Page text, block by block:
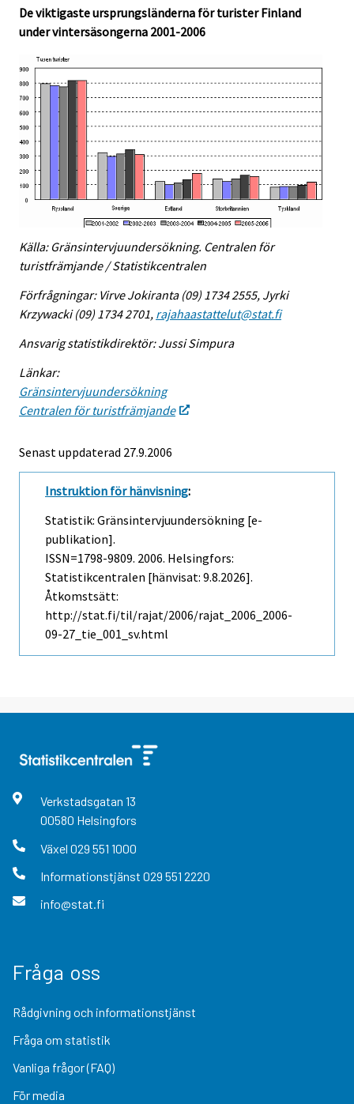
De viktigaste ursprungsländerna för turister Finland
under vintersäsongerna 2001-2006
Källa: Gränsintervjuundersökning. Centralen för
turistfrämjande / Statistikcentralen
Förfrågningar: Virve Jokiranta (09) 1734 2555, Jyrki
Krzywacki (09) 1734 2701, rajahaastattelut@stat.fi
Ansvarig statistikdirektör: Jussi Simpura
Länkar:
Gränsintervjuundersökning
Centralen för turistfrämjande
Senast uppdaterad 27.9.2006
Instruktion för hänvisning:
Statistik: Gränsintervjuundersökning [e-
publikation].
ISSN=1798-9809. 2006. Helsingfors:
Statistikcentralen [hänvisat: 9.8.2026].
Åtkomstsätt:
http://stat.fi/til/rajat/2006/rajat_2006_2006-
09-27_tie_001_sv.html
Verkstadsgatan 13
00580 Helsingfors
Växel 029 551 1000
Informationstjänst 029 551 2220
info@stat.fi
Fråga oss
Rådgivning och informationstjänst
Fråga om statistik
Vanliga frågor (FAQ)
För media